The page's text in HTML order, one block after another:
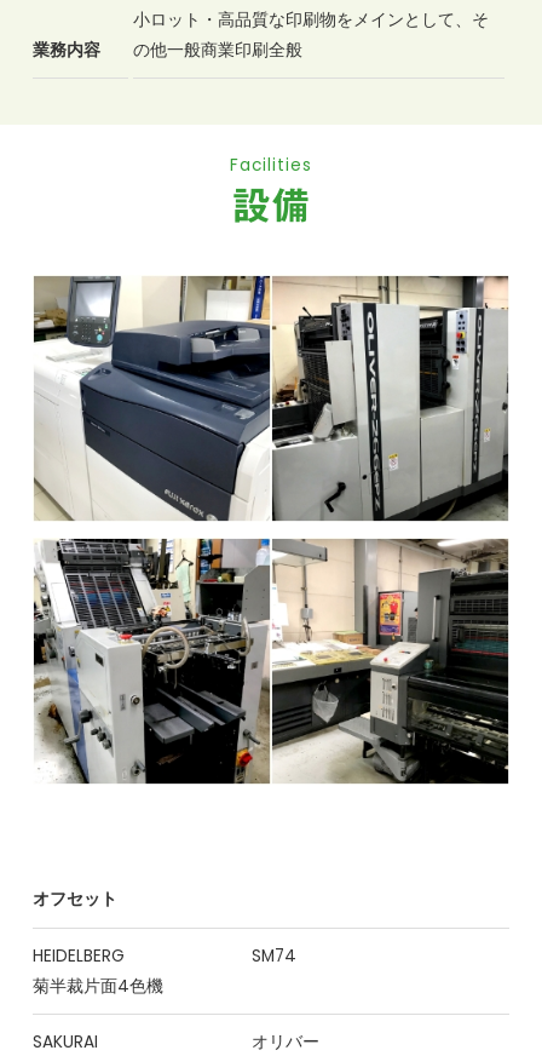
業務内容
小ロット・高品質な印刷物をメインとして、そ
の他一般商業印刷全般
Facilities
設備
オフセット
HEIDELBERG
SM74
菊半裁片面4色機
SAKURAI
オリバー